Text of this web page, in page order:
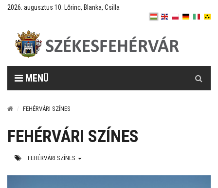
2026. augusztus 10. Lőrinc, Blanka, Csilla
MENÜ
FEHÉRVÁRI SZÍNES
FEHÉRVÁRI SZÍNES
FEHÉRVÁRI SZÍNES